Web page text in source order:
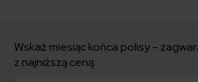
Wskaż miesiąc końca polisy –
z najniższą ceną.